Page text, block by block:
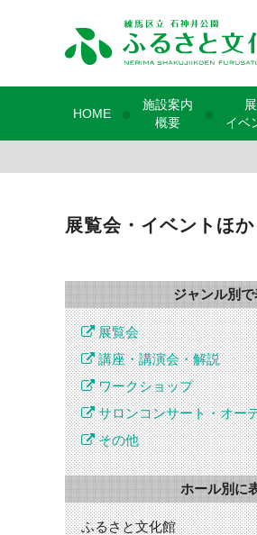
HOME
施設案内
概要
イベ
展覧会・イベントほか
ジャンル別
展覧会
講座・講演会・解説
ワークショップ
サロンコンサート・オー
その他
ホール別に
ふるさと文化館